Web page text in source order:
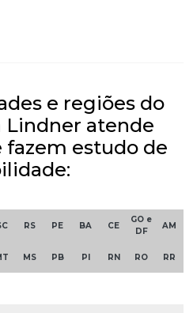
e regiões do
Lindner atende
fazem estudo de
RS PE BA CE
GO e
DF
AM
MS PB PI RN RO RR